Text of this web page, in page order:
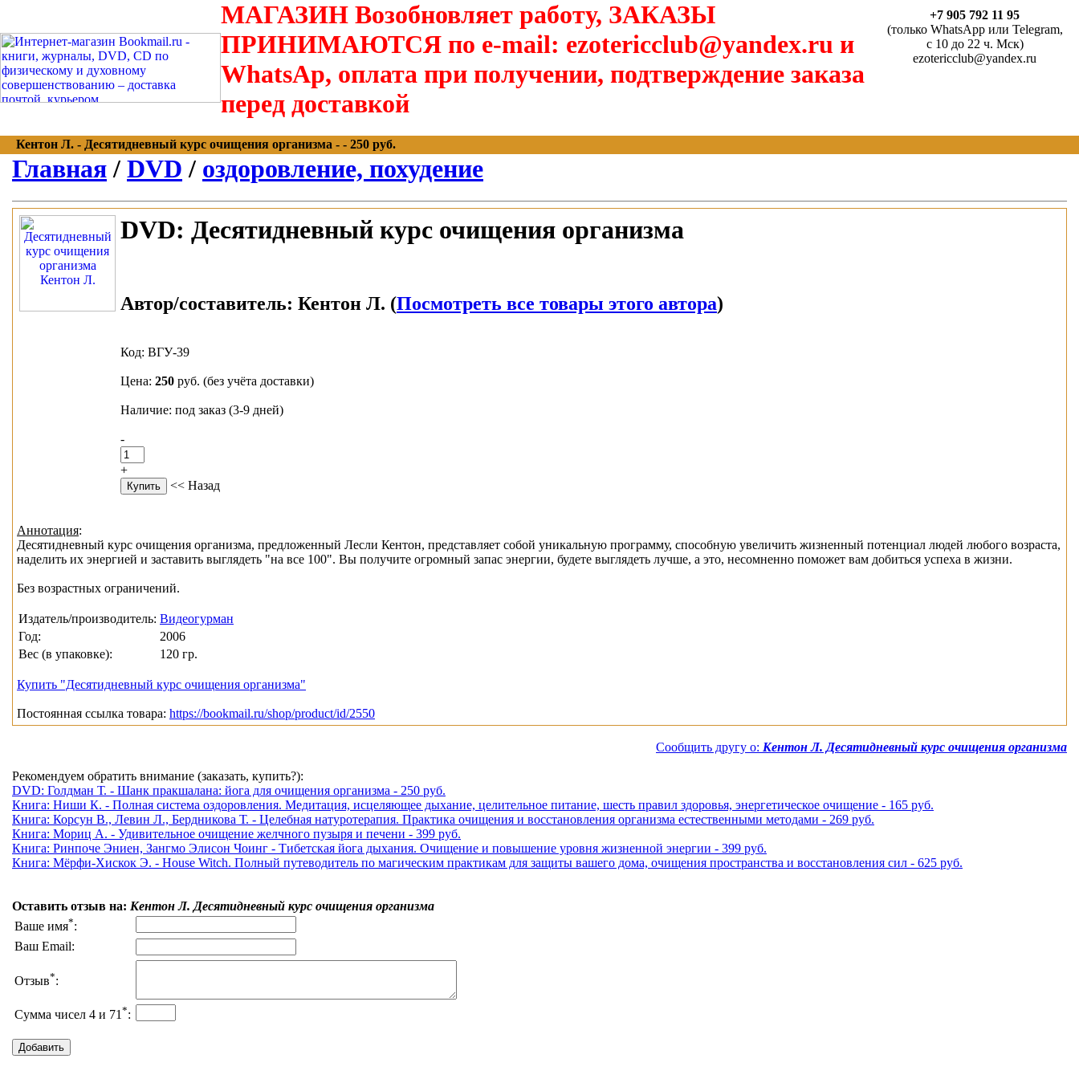
МАГАЗИН Возобновляет работу, ЗАКАЗЫ
ПРИНИМАЮТСЯ по e-mail: ezotericclub@yandex.ru и
WhatsAp, оплата при получении, подтверждение заказа
перед доставкой
+7 905 792 11 95
(только WhatsApp или Telegram,
с 10 до 22 ч. Мск)
ezotericclub@yandex.ru
Кентон Л. - Десятидневный курс очищения организма - - 250 руб.
Главная / DVD / оздоровление, похудение
DVD: Десятидневный курс очищения организма
Автор/составитель: Кентон Л. (Посмотреть все товары этого автора)
Код: ВГУ-39
Цена: 250 руб. (без учёта доставки)
Наличие: под заказ (3-9 дней)
-
+
<< Назад
Аннотация:
Десятидневный курс очищения организма, предложенный Лесли Кентон, представляет собой уникальную программу, способную увеличить жизненный потенциал людей любого возраста,
наделить их энергией и заставить выглядеть "на все 100". Вы получите огромный запас энергии, будете выглядеть лучше, а это, несомненно поможет вам добиться успеха в жизни.
Без возрастных ограничений.
Издатель/производитель: Видеогурман
Год:
2006
Вес (в упаковке):
120 гр.
Купить "Десятидневный курс очищения организма"
Постоянная ссылка товара: https://bookmail.ru/shop/product/id/2550
Сообщить другу о: Кентон Л. Десятидневный курс очищения организма
Рекомендуем обратить внимание (заказать, купить?):
DVD: Голдман Т. - Шанк пракшалана: йога для очищения организма - 250 руб.
Книга: Ниши К. - Полная система оздоровления. Медитация, исцеляющее дыхание, целительное питание, шесть правил здоровья, энергетическое очищение - 165 руб.
Книга: Корсун В., Левин Л., Бердникова Т. - Целебная натуротерапия. Практика очищения и восстановления организма естественными методами - 269 руб.
Книга: Мориц А. - Удивительное очищение желчного пузыря и печени - 399 руб.
Книга: Ринпоче Эниен, Зангмо Элисон Чоинг - Тибетская йога дыхания. Очищение и повышение уровня жизненной энергии - 399 руб.
Книга: Мёрфи-Хискок Э. - House Witch. Полный путеводитель по магическим практикам для защиты вашего дома, очищения пространства и восстановления сил - 625 руб.
Оставить отзыв на: Кентон Л. Десятидневный курс очищения организма
Ваше имя*:
Ваш Email:
Отзыв*:
Сумма чисел 4 и 71*: